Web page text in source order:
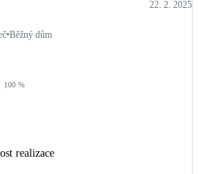
22. 2. 2025
•Běžný dům
100 %
realizace